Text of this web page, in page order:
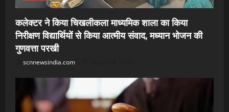
कलेक्टर ने किया चिखलीकला माध्यमिक शाला का किया
निरीक्षण विद्यार्थियों से किया आत्मीय संवाद, मध्यान भोजन की
गुणवत्ता परखी
scnnewsindia.com